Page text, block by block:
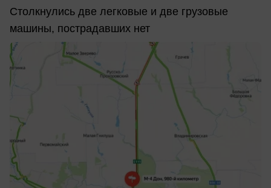
Столкнулись две легковые и две грузовые
машины, пострадавших нет